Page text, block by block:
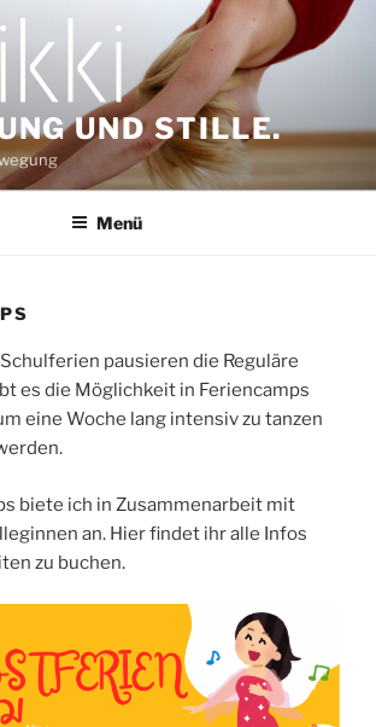
UND STILLE.
Menü
pausieren die Reguläre
es die Möglichkeit in Feriencamps
eine Woche lang intensiv zu tanzen
biete ich in Zusammenarbeit mit
an. Hier findet ihr alle Infos
zu buchen.